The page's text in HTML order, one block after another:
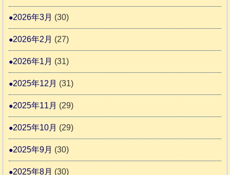
支
ま
2026年3月 (30)
2026年2月 (27)
2026年1月 (31)
2025年12月 (31)
2025年11月 (29)
2025年10月 (29)
2025年9月 (30)
2025年8月 (30)